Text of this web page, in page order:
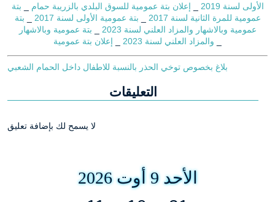
الأولى لسنة 2019
إعلان بتة عمومية للسوق البلدي بالزريبة حمام
بتة
عمومية للمرة الثانية لسنة 2017
بتة عمومية الأولى لسنة 2017
بتة
عمومية وبالاشهار والمزاد العلني لسنة 2023
بتة عمومية وبالاشهار
والمزاد العلني لسنة 2023
إعلان بتة عمومية
بلاغ بخصوص توخي الحذر بالنسبة للاطفال داخل الحمام الشعبي
التعليقات
لا يسمح لك بإضافة تعليق
الأحد 9 أوت 2026